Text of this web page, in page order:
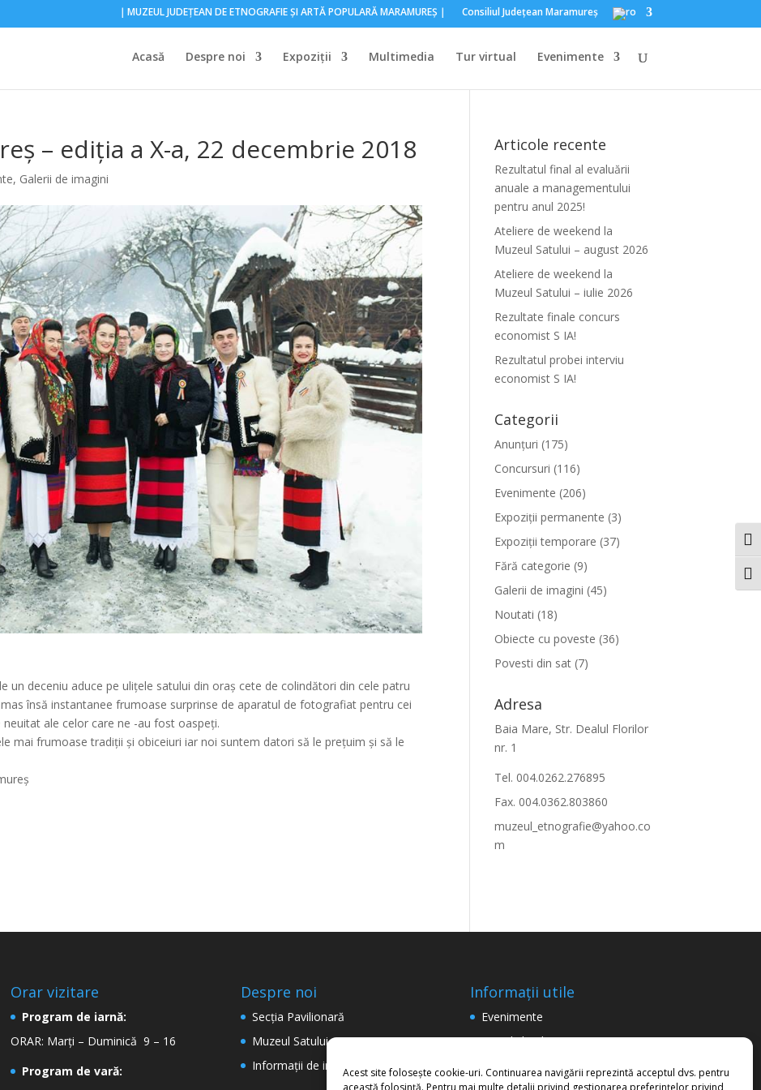
Acest site folosește cookie-uri. Continuarea navigării reprezintă acceptul dvs. pentru
această folosință. Pentru mai multe detalii privind gestionarea preferințelor privind
｜MUZEUL JUDEŢEAN DE ETNOGRAFIE ŞI ARTĂ POPULARĂ MARAMUREŞ｜ Consiliul Judeţean Maramureş
Acasă Despre noi Expoziţii Multimedia Tur virtual Evenimente
– ediția a X-a, 22 decembrie 2018
, Galerii de imagini
un deceniu aduce pe ulițele satului din oraș cete de colindători din cele patru
însă instantanee frumoase surprinse de aparatul de fotografiat pentru cei
ale celor care ne -au fost oaspeți.
mai frumoase tradiții și obiceiuri iar noi suntem datori să le prețuim și să le
Articole recente
Rezultatul final al evaluării
anuale a managementului
pentru anul 2025!
Ateliere de weekend la
Muzeul Satului – august 2026
Ateliere de weekend la
Muzeul Satului – iulie 2026
Rezultate finale concurs
economist S IA!
Rezultatul probei interviu
economist S IA!
Categorii
Anunțuri (175)
Concursuri (116)
Evenimente (206)
Expoziții permanente (3)
Expoziții temporare (37)
Fără categorie (9)
Galerii de imagini (45)
Noutati (18)
Obiecte cu poveste (36)
Povesti din sat (7)
Adresa
Baia Mare, Str. Dealul Florilor
nr. 1
Tel. 004.0262.276895
Fax. 004.0362.803860
muzeul_etnografie@yahoo.co
m
Orar vizitare
Program de iarnă:
ORAR: Marți – Duminică 9 – 16
Program de vară:
Despre noi
Secţia Pavilionară
Muzeul Satului
Informaţii de interes public
Informații utile
Evenimente
Consiliul Județean Maramureș
Termeni şi condiţii de utilizare a
site-ului